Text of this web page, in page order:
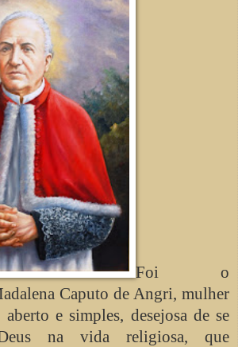
Foi o
Caputo de Angri, mulher
e simples, desejosa de se
na vida religiosa, que